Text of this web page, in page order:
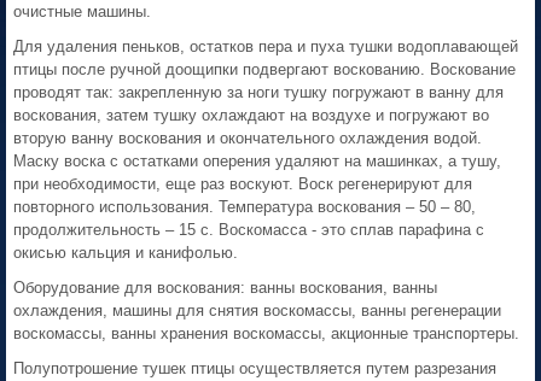
очистные машины.
Для удаления пеньков, остатков пера и пуха тушки водоплавающей
птицы после ручной доощипки подвергают воскованию. Воскование
проводят так: закрепленную за ноги тушку погружают в ванну для
воскования, затем тушку охлаждают на воздухе и погружают во
вторую ванну воскования и окончательного охлаждения водой.
Маску воска с остатками оперения удаляют на машинках, а тушу,
при необходимости, еще раз воскуют. Воск регенерируют для
повторного использования. Температура воскования – 50 – 80,
продолжительность – 15 с. Воскомасса - это сплав парафина с
окисью кальция и канифолью.
Оборудование для воскования: ванны воскования, ванны
охлаждения, машины для снятия воскомассы, ванны регенерации
воскомассы, ванны хранения воскомассы, акционные транспортеры.
Полупотрошение тушек птицы осуществляется путем разрезания